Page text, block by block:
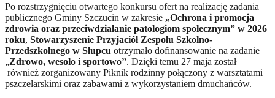
Po rozstrzygnięciu otwartego konkursu ofert na realizację zadania
publicznego Gminy Szczucin w zakresie „Ochrona i promocja
zdrowia oraz przeciwdziałanie patologiom społecznym” w 2026
roku, Stowarzyszenie Przyjaciół Zespołu Szkolno-
Przedszkolnego w Słupcu otrzymało dofinansowanie na zadanie
„Zdrowo, wesoło i sportowo”. Dzięki temu 27 maja został
również zorganizowany Piknik rodzinny połączony z warsztatami
pszczelarskimi oraz zabawami z wykorzystaniem dmuchańców.